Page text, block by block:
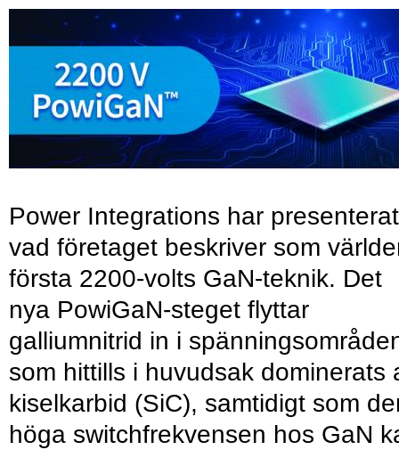
Power Integrations har presenterat
vad företaget beskriver som
första 2200-volts GaN-teknik. Det
nya PowiGaN-steget flyttar
galliumnitrid in i
som hittills i huvudsak dominerats
kiselkarbid (SiC), samtidigt som
höga switchfrekvensen hos GaN